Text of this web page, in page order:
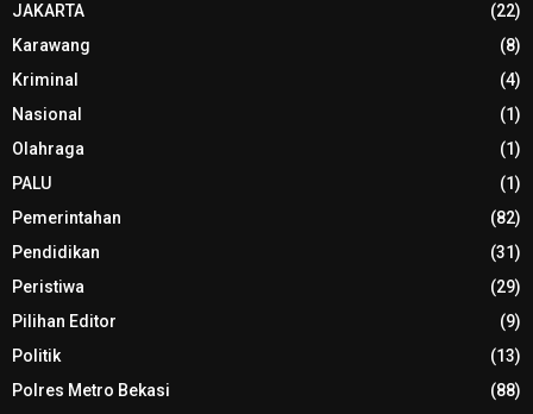
JAKARTA
(22)
Karawang
(8)
Kriminal
(4)
Nasional
(1)
Olahraga
(1)
PALU
(1)
Pemerintahan
(82)
Pendidikan
(31)
Peristiwa
(29)
Pilihan Editor
(9)
Politik
(13)
Polres Metro Bekasi
(88)